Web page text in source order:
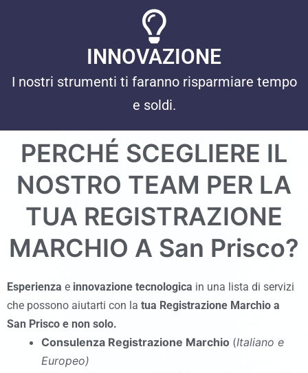
INNOVAZIONE
I nostri strumenti ti faranno risparmiare tempo
e soldi.
PERCHÉ SCEGLIERE IL
NOSTRO TEAM PER LA
TUA REGISTRAZIONE
MARCHIO A San Prisco?
Esperienza e innovazione tecnologica in una lista di servizi
che possono aiutarti con la tua Registrazione Marchio a
San Prisco e non solo.
Consulenza Registrazione Marchio (Italiano e
Europeo)